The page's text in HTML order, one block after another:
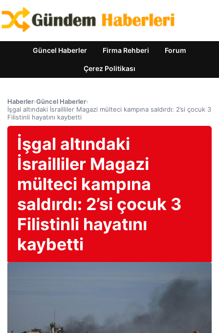
Güncel Haberler Firma Rehberi Forum
Çerez Politikası
Haberler›Güncel Haberler›
İşgal altındaki İsrailliler Magazi mülteci kampına saldırdı: 2’si çocuk 3
Filistinli hayatını kaybetti
İşgal altındaki
İsrailliler Magazi
mülteci kampına
saldırdı: 2’si çocuk 3
Filistinli hayatını
kaybetti